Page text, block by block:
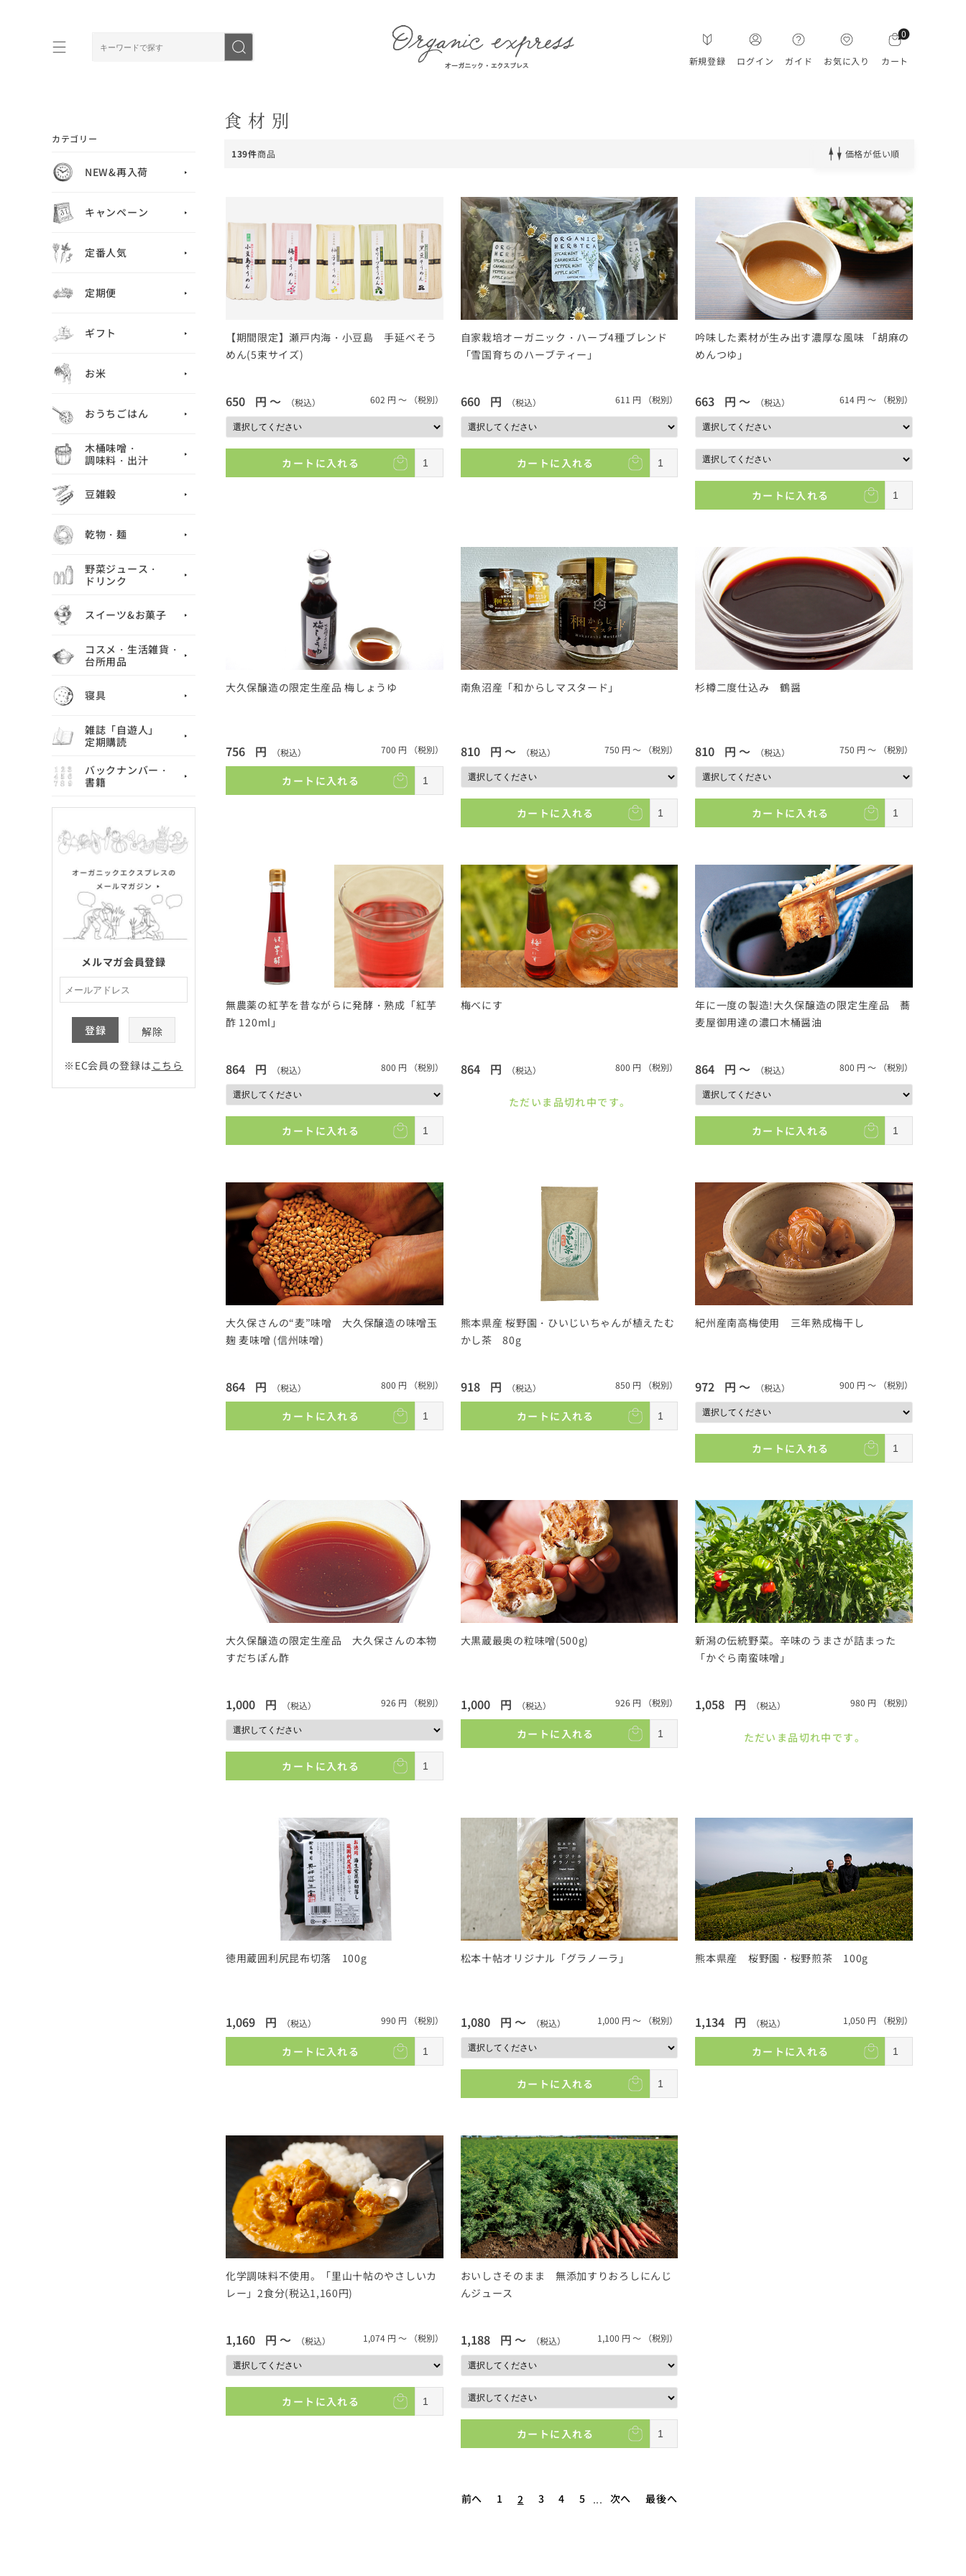
新規登録 ログイン ガイド お気に入り
0
カート
カテゴリー
NEW&再入荷
キャンペーン
定番人気
定期便
ギフト
お米
おうちごはん
木桶味噌・
調味料・出汁
豆雑穀
乾物・麺
野菜ジュース・
ドリンク
スイーツ&お菓子
コスメ・生活雑貨・
台所用品
寝具
雑誌「自遊人」
定期購読
バックナンバー・
書籍
メルマガ会員登録
登録 解除
※EC会員の登録は こちら
食材別
139件商品 価格が低い順
【期間限定】瀬戸内海・小豆島 手延べそう
めん(5束サイズ)
650 円 ～ （税込） 602 円 ～ （税別）
カートに入れる
自家栽培オーガニック・ハーブ4種ブレンド
「雪国育ちのハーブティー」
660 円 （税込） 611 円 （税別）
カートに入れる
吟味した素材が生み出す濃厚な風味 「胡麻の
めんつゆ」
663 円 ～ （税込） 614円 ～ （税別）
カートに入れる
大久保醸造の限定生産品 梅しょうゆ
756 円 （税込） 700 円 （税別）
カートに入れる
南魚沼産「和からしマスタード」
810 円 ～ （税込） 750 円 ～ （税別）
カートに入れる
杉樽二度仕込み 鶴醤
810 円 ～ （税込） 750 円 ～ （税別）
カートに入れる
無農薬の紅芋を昔ながらに発酵・熟成「紅芋
酢 120ml」
864 円 （税込） 800 円 （税別）
カートに入れる
梅べにす
864 円 （税込） 800 円 （税別）
ただいま品切れ中です。
年に一度の製造!大久保醸造の限定生産品 蕎
麦屋御用達の濃口木桶醤油
864 円 ～ （税込） 800 円 ～ （税別）
カートに入れる
大久保さんの“麦”味噌 大久保醸造の味噌玉
麹 麦味噌 (信州味噌)
864 円 （税込） 800 円 （税別）
カートに入れる
熊本県産 桜野園・ひいじいちゃんが植えたむ
かし茶 80g
918 円 （税込） 850 円 （税別）
カートに入れる
紀州産南高梅使用 三年熟成梅干し
972 円 ～ （税込） 900 円 ～ （税別）
カートに入れる
大久保醸造の限定生産品 大久保さんの本物
すだちぽん酢
1,000 円 （税込） 926 円 （税別）
カートに入れる
大黒蔵最奥の粒味噌(500g)
1,000 円 （税込） 926 円 （税別）
カートに入れる
新潟の伝統野菜。辛味のうまさが詰まった
「かぐら南蛮味噌」
1,058 円 （税込） 980 円 （税別）
ただいま品切れ中です。
徳用蔵囲利尻昆布切落 100g
1,069 円 （税込） 990 円 （税別）
カートに入れる
松本十帖オリジナル「グラノーラ」
1,080 円 ～ （税込） 1,000 円 ～ （税別）
カートに入れる
熊本県産 桜野園・桜野煎茶 100g
1,134 円 （税込） 1,050 円 （税別）
カートに入れる
化学調味料不使用。「里山十帖のやさしいカ
レー」2食分(税込1,160円)
1,160 円 ～ （税込） 1,074円 ～ （税別）
カートに入れる
おいしさそのまま 無添加すりおろしにんじ
んジュース
1,188 円 ～ （税込） 1,100 円 ～ （税別）
カートに入れる
前へ 1 2 3 4 5 ... 次へ 最後へ